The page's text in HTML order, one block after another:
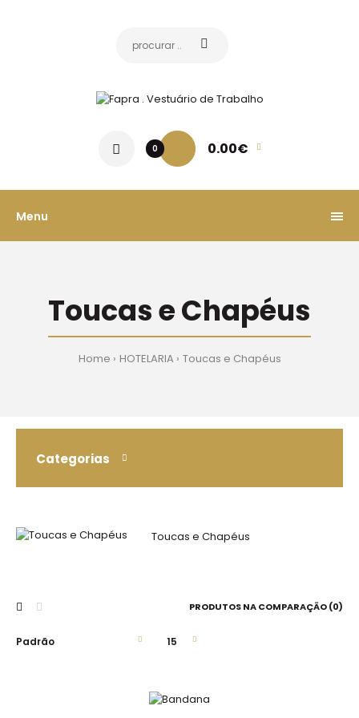
0 0.00€
Menu
Toucas e Chapéus
Home HOTELARIA Toucas e Chapéus
Categorias
Toucas e Chapéus
PRODUTOS NA COMPARAÇÃO (0)